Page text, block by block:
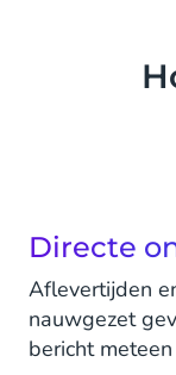
Directe
Aflevertijden
nauwgezet
bericht